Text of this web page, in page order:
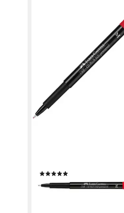
ab 0,89 €
lieferbar - in 2-3 Werktagen